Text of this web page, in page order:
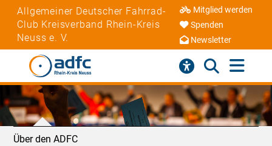
Allgemeiner Deutscher Fahrrad-
Club Kreisverband Rhein-Kreis
Neuss e. V.
Mitglied werden
Spenden
Newsletter
Über den ADFC